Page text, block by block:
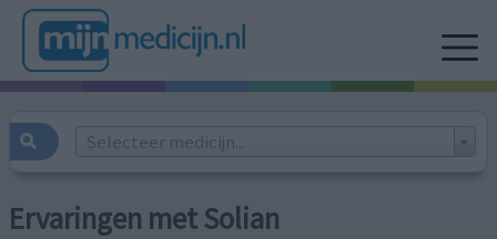
Selecteer medicijn...
Ervaringen met Solian